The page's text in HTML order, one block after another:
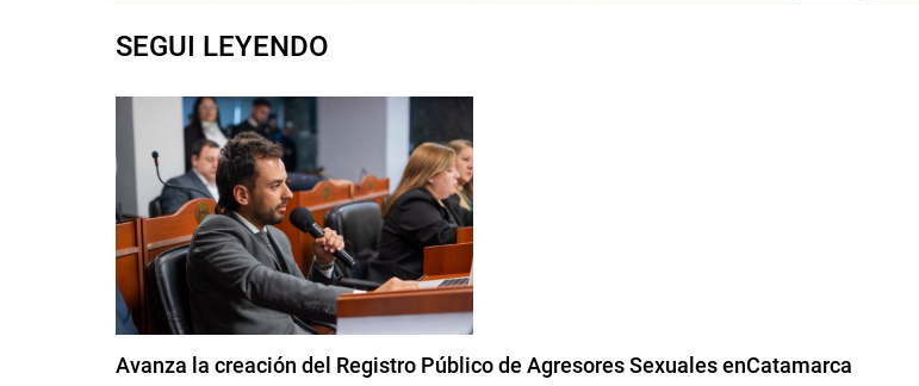
SEGUI LEYENDO
Avanza la creación del Registro Público de Agresores Sexuales enCatamarca